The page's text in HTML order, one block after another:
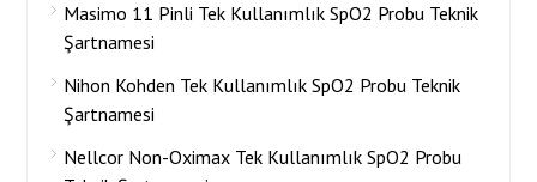
Masimo 11 Pinli Tek Kullanımlık SpO2 Probu Teknik
Şartnamesi
Nihon Kohden Tek Kullanımlık SpO2 Probu Teknik
Şartnamesi
Nellcor Non-Oximax Tek Kullanımlık SpO2 Probu